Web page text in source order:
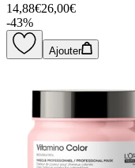
14,88€26,00€
-43%
Ajouter